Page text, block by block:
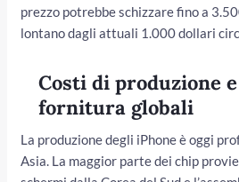
prezzo potrebbe schizzare fino a
lontano dagli attuali 1.000 dollari
Costi di produzione
fornitura globali
La produzione degli iPhone è oggi
Asia. La maggior parte dei chip